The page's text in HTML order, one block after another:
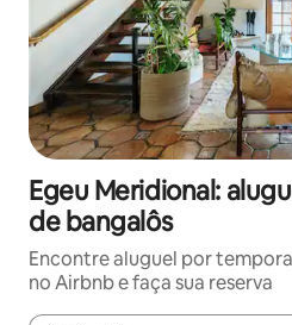
Egeu Meridional:
de bangalôs
Encontre aluguel por
no Airbnb e faça sua reserva